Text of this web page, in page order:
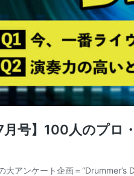
月号】100人のプロ
大アンケート企画＝